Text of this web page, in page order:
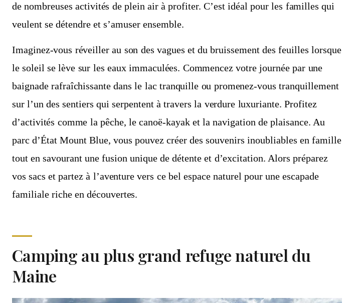
de nombreuses activités de plein air à profiter. C’est idéal pour les familles qui
veulent se détendre et s’amuser ensemble.
Imaginez-vous réveiller au son des vagues et du bruissement des feuilles lorsque
le soleil se lève sur les eaux immaculées. Commencez votre journée par une
baignade rafraîchissante dans le lac tranquille ou promenez-vous tranquillement
sur l’un des sentiers qui serpentent à travers la verdure luxuriante. Profitez
d’activités comme la pêche, le canoë-kayak et la navigation de plaisance. Au
parc d’État Mount Blue, vous pouvez créer des souvenirs inoubliables en famille
tout en savourant une fusion unique de détente et d’excitation. Alors préparez
vos sacs et partez à l’aventure vers ce bel espace naturel pour une escapade
familiale riche en découvertes.
Camping au plus grand refuge naturel du
Maine